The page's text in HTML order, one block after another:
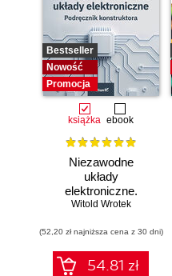
Bestseller
Nowość
Promocja
książka ebook
Niezawodne
układy
elektroniczne.
Podręcznik
Witold Wrotek
(52,20 zł najniższa cena z 30 dni)
54.81 zł